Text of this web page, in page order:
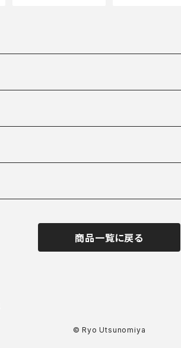
商品一覧に戻る
© Ryo Utsunomiya